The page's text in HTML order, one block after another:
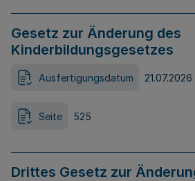
Gesetz zur Änderung des
Kinderbildungsgesetzes
Ausfertigungsdatum 21.07.2026
Seite 525
Drittes Gesetz zur